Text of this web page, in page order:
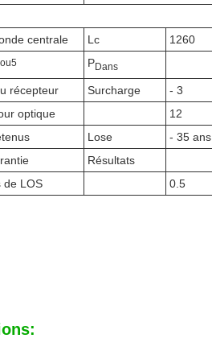
centrale
Lc 1260
ou5 PDans
récepteur
Surcharge - 3
optique
12
Lose - 35 ans.
Résultats
de LOS
0.5